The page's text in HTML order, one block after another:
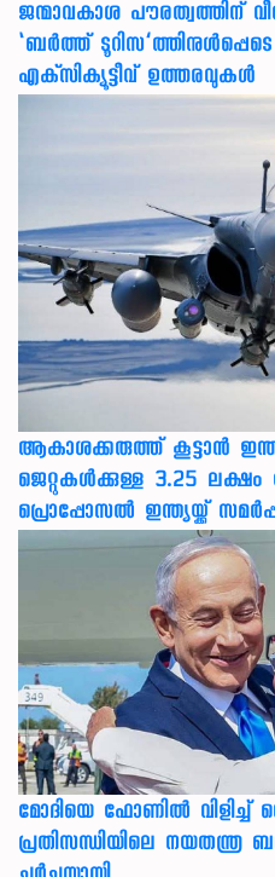
ജന്മാവകാശ പൗരത്വത്തിന്
‘ബര്‍ത്ത് ടൂറിസ’ത്തിനുള്‍പ്പെടെ
എക്‌സിക്യൂട്ടീവ് ഉത്തരവുകള്‍
ആകാശക്കരുത്ത് കൂട്ടാൻ
ജെറ്റുകൾക്കുള്ള 3.25
പ്രൊപ്പോസൽ ഇന്ത്യയ്ക്ക്
മോദിയെ ഫോണിൽ വിളിച്ച്
പ്രതിസന്ധിയിലെ നയതന്ത്ര